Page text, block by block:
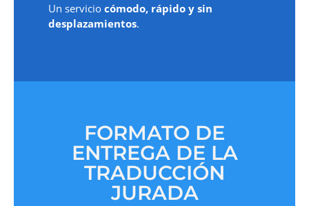
Un servicio cómodo, rápido y sin
desplazamientos.
FORMATO DE
ENTREGA DE LA
TRADUCCIÓN
JURADA